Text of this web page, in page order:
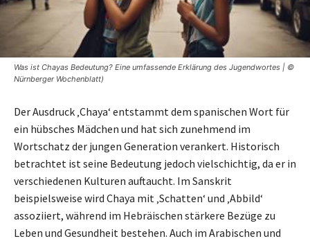
Was ist Chayas Bedeutung? Eine umfassende Erklärung des Jugendwortes | ©
Nürnberger Wochenblatt)
Der Ausdruck ‚Chaya‘ entstammt dem spanischen Wort für
ein hübsches Mädchen und hat sich zunehmend im
Wortschatz der jungen Generation verankert. Historisch
betrachtet ist seine Bedeutung jedoch vielschichtig, da er in
verschiedenen Kulturen auftaucht. Im Sanskrit
beispielsweise wird Chaya mit ‚Schatten‘ und ‚Abbild‘
assoziiert, während im Hebräischen stärkere Bezüge zu
Leben und Gesundheit bestehen. Auch im Arabischen und